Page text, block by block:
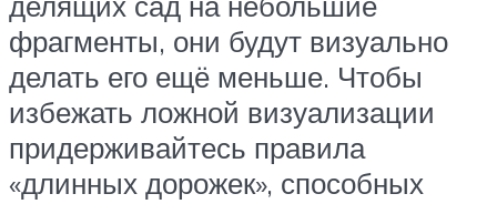
фрагменты, они будут визуально
делать его ещё меньше. Чтобы
избежать ложной визуализации
придерживайтесь правила
«длинных дорожек», способных